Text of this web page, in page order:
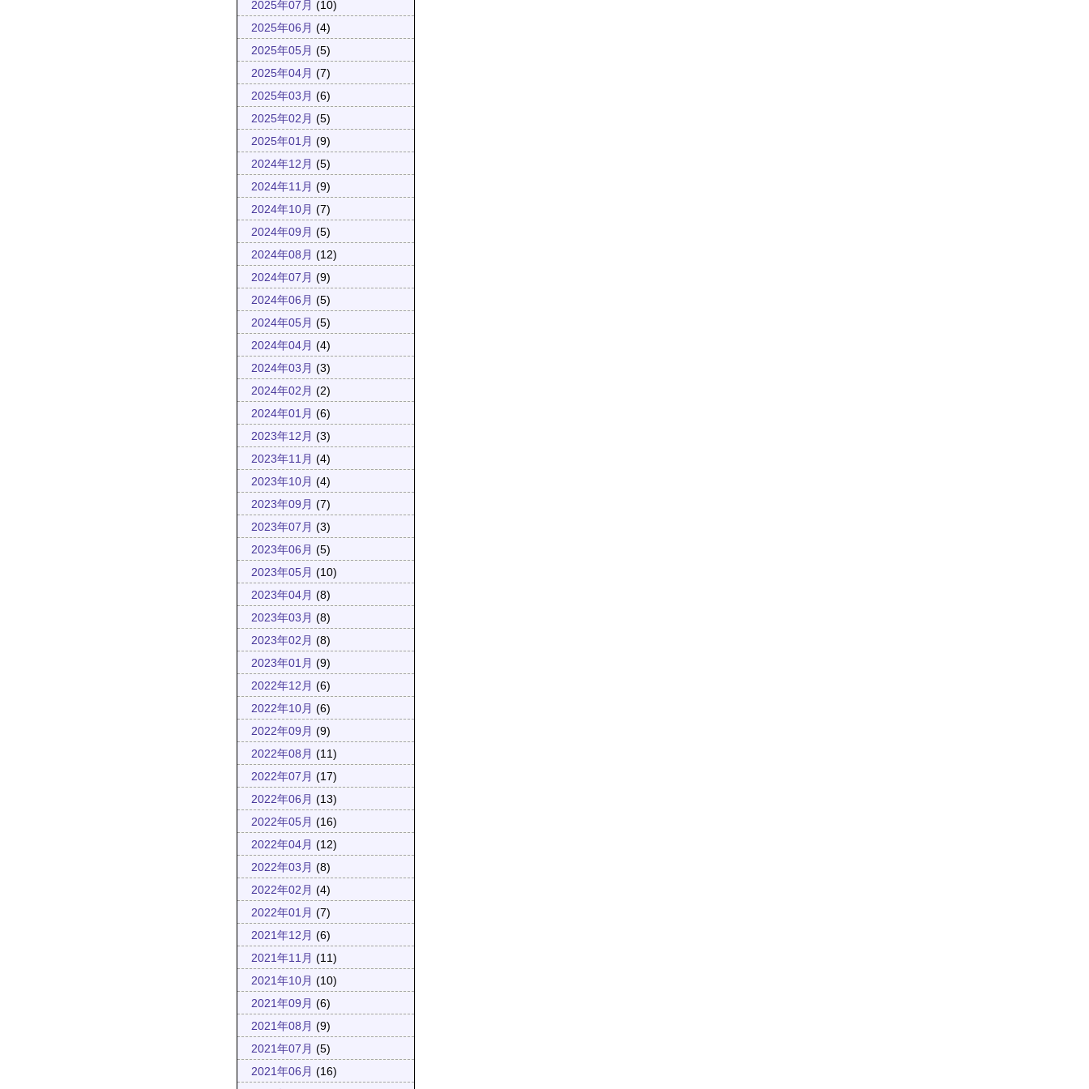
2025年07月 (10)
2025年06月 (4)
2025年05月 (5)
2025年04月 (7)
2025年03月 (6)
2025年02月 (5)
2025年01月 (9)
2024年12月 (5)
2024年11月 (9)
2024年10月 (7)
2024年09月 (5)
2024年08月 (12)
2024年07月 (9)
2024年06月 (5)
2024年05月 (5)
2024年04月 (4)
2024年03月 (3)
2024年02月 (2)
2024年01月 (6)
2023年12月 (3)
2023年11月 (4)
2023年10月 (4)
2023年09月 (7)
2023年07月 (3)
2023年06月 (5)
2023年05月 (10)
2023年04月 (8)
2023年03月 (8)
2023年02月 (8)
2023年01月 (9)
2022年12月 (6)
2022年10月 (6)
2022年09月 (9)
2022年08月 (11)
2022年07月 (17)
2022年06月 (13)
2022年05月 (16)
2022年04月 (12)
2022年03月 (8)
2022年02月 (4)
2022年01月 (7)
2021年12月 (6)
2021年11月 (11)
2021年10月 (10)
2021年09月 (6)
2021年08月 (9)
2021年07月 (5)
2021年06月 (16)